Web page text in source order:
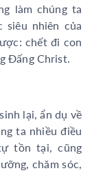
làm chúng ta
siêu nhiên của
chết đi con
Đấng Christ.
lại, ẩn dụ về
ta nhiều điều
tồn tại, cũng
chăm sóc,